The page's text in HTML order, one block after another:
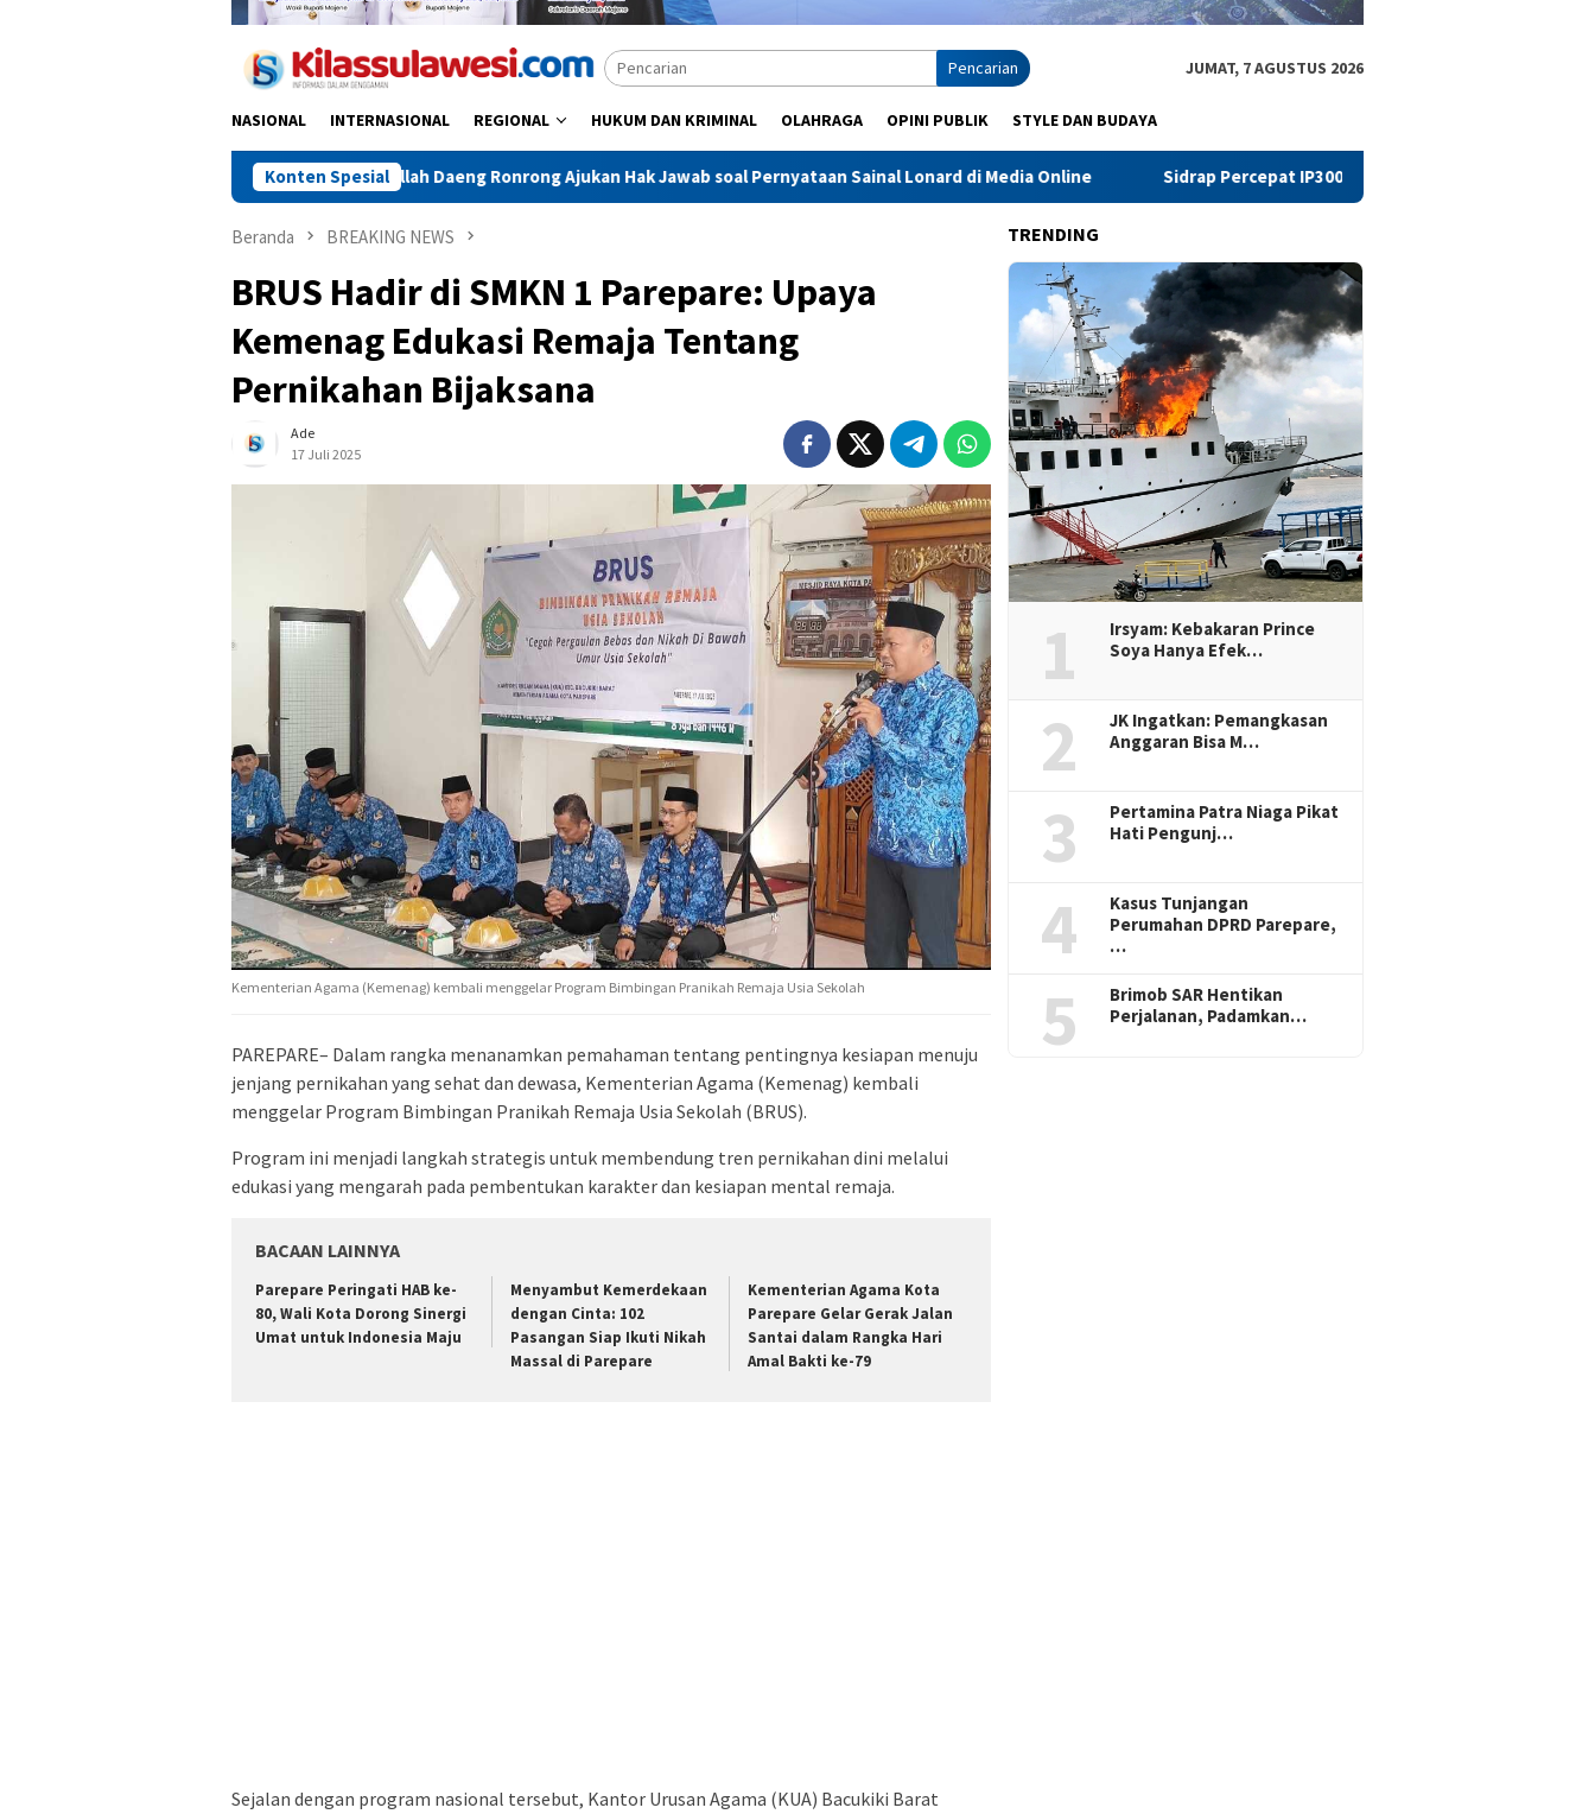
Pencarian JUMAT, 7 AGUSTUS 2026
NASIONAL INTERNASIONAL REGIONAL HUKUM DAN KRIMINAL OLAHRAGA OPINI PUBLIK STYLE DAN BUDAYA
Konten Spesial
Ahli Waris Dollah Daeng Ronrong Ajukan Hak Jawab soal Pernyataan Sainal Lonard di Media Online Sidrap Percepat IP300 Lewat Penggarapan Lahan di Desa Botto
Beranda BREAKING NEWS
BRUS Hadir di SMKN 1 Parepare: Upaya
Kemenag Edukasi Remaja Tentang
Pernikahan Bijaksana
Ade
17 Juli 2025
Kementerian Agama (Kemenag) kembali menggelar Program Bimbingan Pranikah Remaja Usia Sekolah
PAREPARE– Dalam rangka menanamkan pemahaman tentang pentingnya kesiapan menuju
jenjang pernikahan yang sehat dan dewasa, Kementerian Agama (Kemenag) kembali
menggelar Program Bimbingan Pranikah Remaja Usia Sekolah (BRUS).
Program ini menjadi langkah strategis untuk membendung tren pernikahan dini melalui
edukasi yang mengarah pada pembentukan karakter dan kesiapan mental remaja.
BACAAN LAINNYA
Parepare Peringati HAB ke-
80, Wali Kota Dorong Sinergi
Umat untuk Indonesia Maju
Menyambut Kemerdekaan
dengan Cinta: 102
Pasangan Siap Ikuti Nikah
Massal di Parepare
Kementerian Agama Kota
Parepare Gelar Gerak Jalan
Santai dalam Rangka Hari
Amal Bakti ke-79
Sejalan dengan program nasional tersebut, Kantor Urusan Agama (KUA) Bacukiki Barat
TRENDING
1
Irsyam: Kebakaran Prince
Soya Hanya Efek…
2
JK Ingatkan: Pemangkasan
Anggaran Bisa M…
3
Pertamina Patra Niaga Pikat
Hati Pengunj…
4
Kasus Tunjangan
Perumahan DPRD Parepare,
…
5
Brimob SAR Hentikan
Perjalanan, Padamkan…